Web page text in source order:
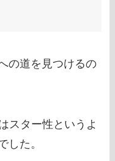
の道を見つけるの
スター性というよ
した。